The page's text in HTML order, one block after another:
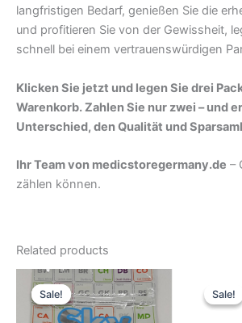
langfristigen Bedarf, genießen Sie die
und profitieren Sie von der Gewissheit,
schnell bei einem vertrauenswürdigen
Klicken Sie jetzt und legen Sie drei
Warenkorb. Zahlen Sie nur zwei – und
Unterschied, den Qualität und
Ihr Team von medicstoregermany.de –
zählen können.
Related products
Sale!
Sale!
Original
price
was:
51,93 €.
Current
price
is:
43,27 €.
Sale!
Sale!